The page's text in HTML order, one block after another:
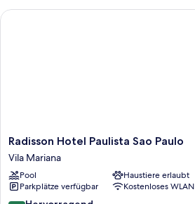
Radisson
Hotel
Paulista
Sao
Paulo
Radisson Hotel Paulista Sao Paulo
Vila Mariana
Pool
Haustiere erlaubt
Parkplätze verfügbar
Kostenloses WLAN
Radisson Hotel Paulista Sao Paulo